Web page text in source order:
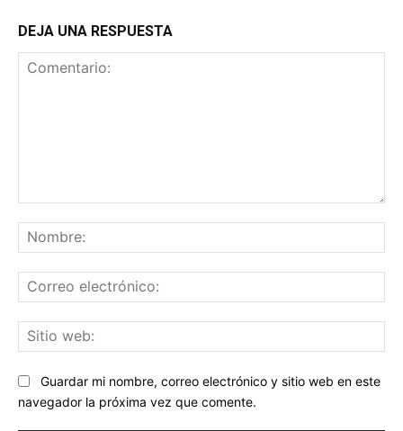
DEJA UNA RESPUESTA
Guardar mi nombre, correo electrónico y sitio web en este
navegador la próxima vez que comente.